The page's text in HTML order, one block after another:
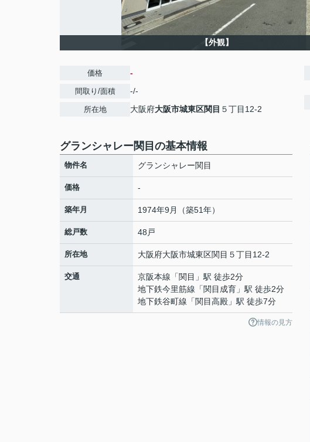
【外観】
価格 -
間取り/面積 -/-
所在地 大阪府大阪市城東区関目 ５丁目12-2
グランシャレー関目の基本情報
物件名 グランシャレー関目
価格 -
築年月 1974年9月（築51年）
総戸数 48戸
所在地 大阪府大阪市城東区関目 ５丁目12-2
交通 京阪本線 「関目 」駅 徒歩2分
地下鉄今里筋線 「関目成育 」駅 徒歩2分
地下鉄谷町線 「関目高殿 」駅 徒歩7分
情報の見方